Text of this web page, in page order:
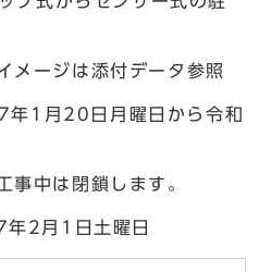
付データ参照
1月20日月曜日から令和
します。
2月1日土曜日